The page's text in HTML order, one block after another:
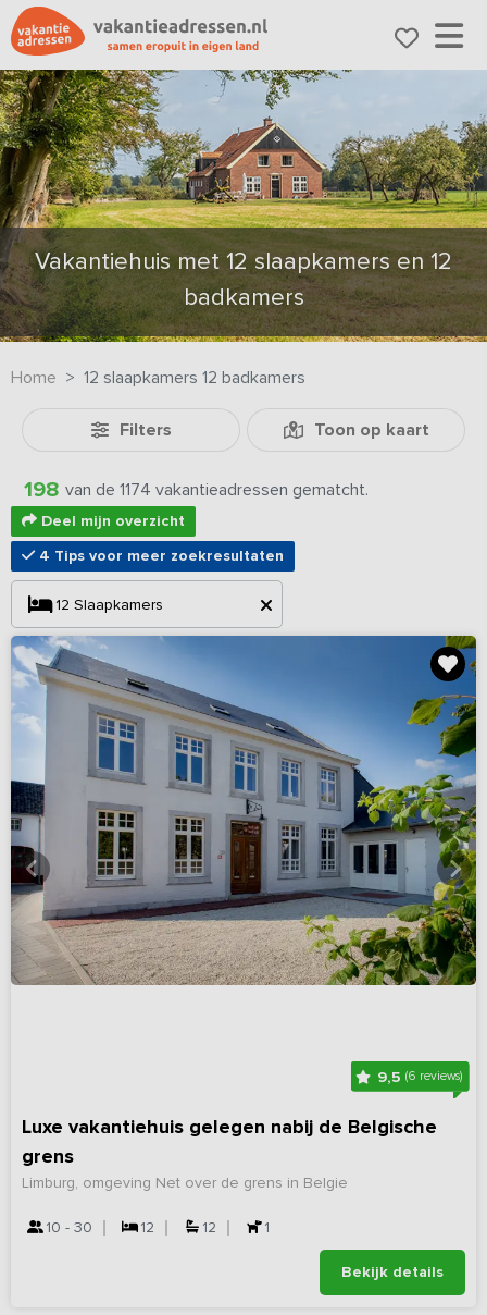
Vakantiehuis met 12 slaapkamers en 12
badkamers
Home 12 slaapkamers 12 badkamers
Filters Toon op kaart
198 van de 1174 vakantieadressen gematcht.
Deel mijn overzicht
4 Tips voor meer zoekresultaten
12 Slaapkamers
9,5(6 reviews)
Luxe vakantiehuis gelegen nabij de Belgische
grens
Limburg, omgeving Net over de grens in Belgie
10 - 30 12 12 1
Bekijk details